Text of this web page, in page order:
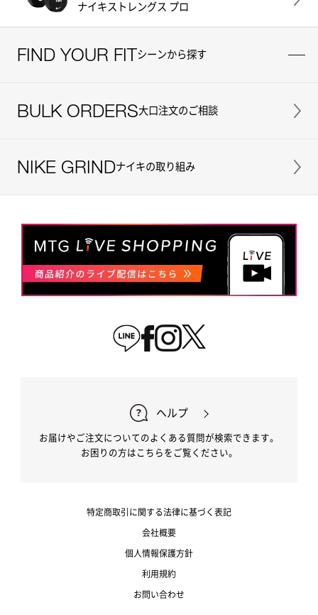
ナイキストレングス プロ
FIND YOUR FITシーンから探す
BULK ORDERS大口注文のご相談
NIKE GRINDナイキの取り組み
ヘルプ
お届けやご注文についてのよくある質問が検索できます。
お困りの方はこちらをご覧ください。
特定商取引に関する法律に基づく表記
会社概要
個人情報保護方針
利用規約
お問い合わせ